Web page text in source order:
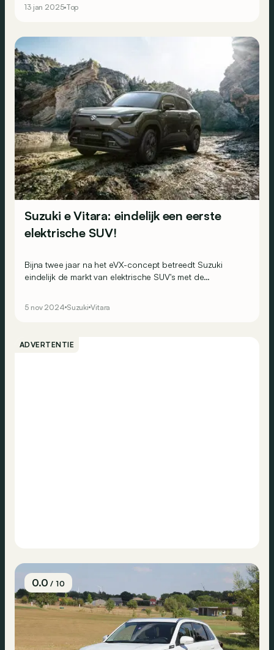
13 jan 2025 Top
Suzuki e Vitara: eindelijk een eerste
elektrische SUV!
Bijna twee jaar na het eVX-concept betreedt Suzuki
eindelijk de markt van elektrische SUV's met de
5 nov 2024 Suzuki Vitara
ADVERTENTIE
0.0/ 10